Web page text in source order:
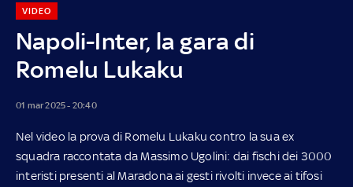
Napoli-Inter, la gara di
Romelu Lukaku
VIDEO
01 mar 2025 - 20:40
Nel video la prova di Romelu Lukaku contro la sua ex
squadra raccontata da Massimo Ugolini: dai fischi dei 3000
interisti presenti al Maradona ai gesti rivolti invece ai tifosi